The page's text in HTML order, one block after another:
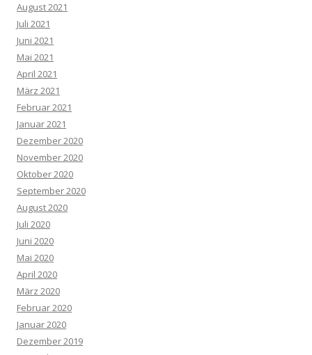
August 2021
Juli 2021
Juni 2021
Mai 2021
April 2021
März 2021
Februar 2021
Januar 2021
Dezember 2020
November 2020
Oktober 2020
September 2020
August 2020
Juli 2020
Juni 2020
Mai 2020
April 2020
März 2020
Februar 2020
Januar 2020
Dezember 2019